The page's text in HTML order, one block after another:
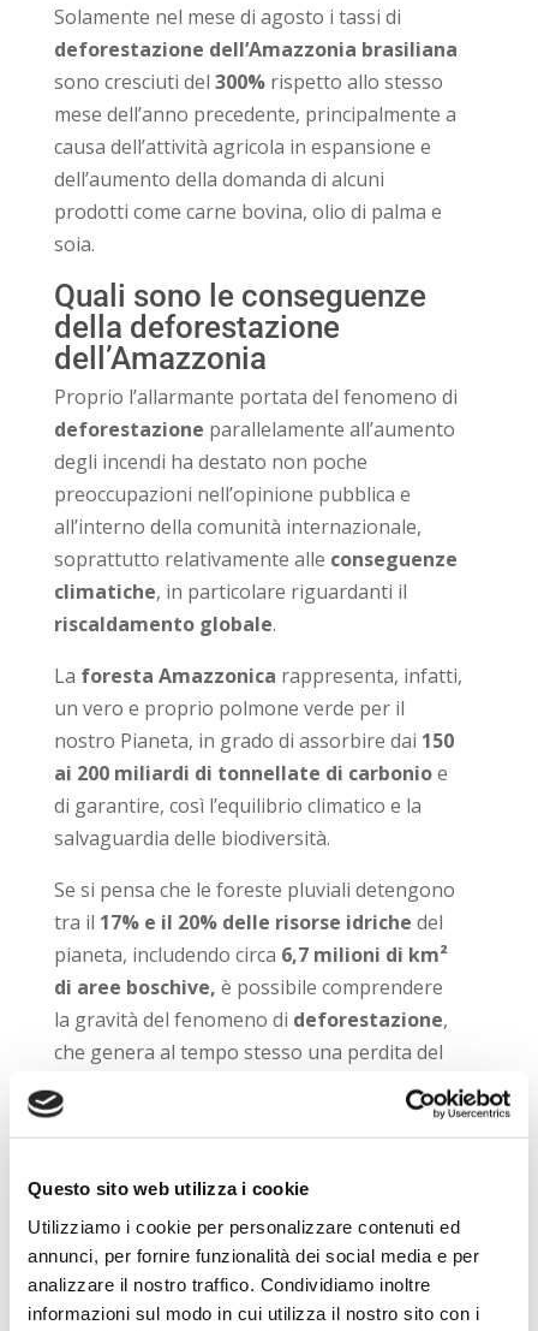
Questo sito web utilizza i cookie
Utilizziamo i cookie per personalizzare contenuti ed
annunci, per fornire funzionalità dei social media e per
analizzare il nostro traffico. Condividiamo inoltre
informazioni sul modo in cui utilizza il nostro sito con i
Solamente nel mese di agosto i tassi di
deforestazione dell’Amazzonia brasiliana
sono cresciuti del 300%rispetto allo stesso
mese dell’anno precedente, principalmente a
causa dell’attività agricola in espansione e
dell’aumento della domanda di alcuni
prodotti come carne bovina, olio di palma e
soia.
Quali sono le conseguenze
della deforestazione
dell’Amazzonia
Proprio l’allarmante portata del fenomeno di
deforestazione parallelamente all’aumento
degli incendi ha destato non poche
preoccupazioni nell’opinione pubblica e
all’interno della comunità internazionale,
soprattutto relativamente alle conseguenze
climatiche, in particolare riguardanti il
riscaldamento globale.
La foresta Amazzonica rappresenta, infatti,
un vero e proprio polmone verde per il
nostro Pianeta, in grado di assorbire dai 150
ai 200 miliardi di tonnellate di carbonioe
di garantire, così l’equilibrio climatico e la
salvaguardia delle biodiversità.
Se si pensa che le foreste pluviali detengono
tra il 17% e il 20% delle risorse idriche del
pianeta, includendo circa 6,7 milioni di km²
di aree boschive, è possibile comprendere
la gravità del fenomeno di deforestazione,
che genera al tempo stesso una perdita del
10% della biodiversità mondiale
a queste
aree collegata, tra specie vegetali, animali e
Laforesta amazzonica, oltre a
rappresentare un enorme deposito di
carbonio in grado di trattenere dagli80 ai
120 miliardi di tonnellate di anidride